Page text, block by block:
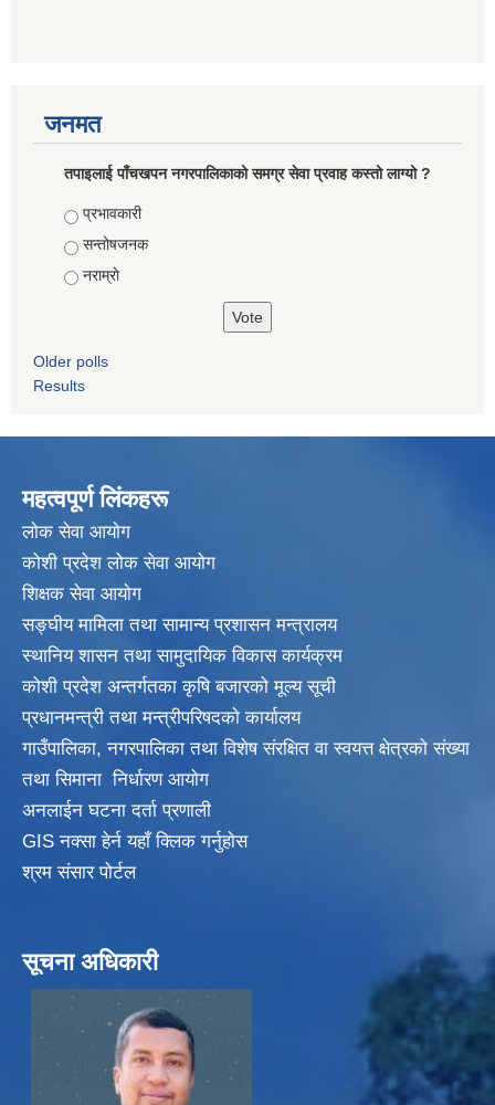
जनमत
तपाइलाई पाँचखपन नगरपालिकाको समग्र सेवा प्रवाह कस्तो लाग्यो ?
Choices
प्रभावकारी
सन्तोषजनक
नराम्राे
Older polls
Results
महत्वपूर्ण लिंकहरू
लाेक सेवा आयाेग
कोशी प्रदेश लोक सेवा आयोग
शिक्षक सेवा आयाेग
सङ्‍घीय मामिला तथा सामान्य प्रशासन मन्त्रालय
स्थानिय शासन तथा सामुदायिक विकास कार्यक्रम
कोशी प्रदेश अन्तर्गतका कृषि बजारको मूल्य सूची
प्रधानमन्त्री तथा मन्त्रीपरिषदकाे कार्यालय
गाउँपालिका, नगरपालिका तथा विशेष संरक्षित वा स्वयत्त क्षेत्रकाे संख्या
तथा सिमाना निर्धारण आयाेग
अनलाईन घटना दर्ता प्रणाली
GIS नक्सा हेर्न यहाँ क्लिक गर्नुहाेस
श्रम संसार पोर्टल
सूचना अधिकारी